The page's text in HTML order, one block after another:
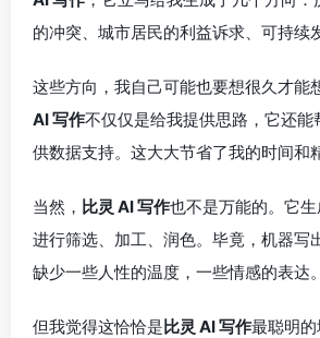
的冲突、城市居民的利益诉求、可持续
这些方向，我自己可能也要想很久才能
AI 写作不仅仅是给我提供思路，它还能
供数据支持。这大大节省了我的时间和
当然， 比灵 AI 写作也不是万能的。它
进行筛选、加工、润色。毕竟，机器写
缺少一些人性的温度，一些情感的表达。
但我觉得这恰恰是比灵 AI 写作最聪明